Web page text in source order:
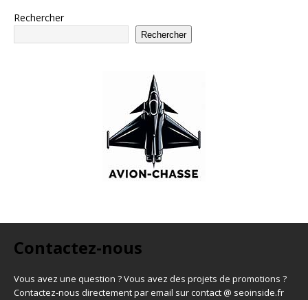
Rechercher
Rechercher
Contactez-nous
Vous avez une question ? Vous avez des projets de promotions ?
Contactez-nous directement par email sur contact @ seoinside.fr